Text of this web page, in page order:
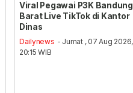
Viral Pegawai P3K Bandung
Barat Live TikTok di Kantor
Dinas
Dailynews - Jumat , 07 Aug 2026,
20:15 WIB